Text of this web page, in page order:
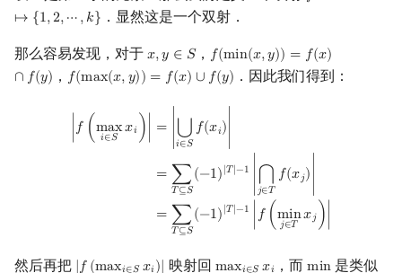
↦ {1,2,⋯,𝑘} ．显然这是一个双射．
那么容易发现，对于 𝑥,𝑦 ∈ 𝑆
x,y∈S ， 𝑓(min(𝑥,𝑦)) = 𝑓(𝑥)
∩ 𝑓(𝑦)
f(min(x,y))=f x) ∩f(y)
， 𝑓(max(𝑥,𝑦)) = 𝑓(𝑥) ∪ 𝑓(𝑦)
f(max(x,y ))=f (x) ∪f(y) ．因此我们得到：
𝑓 ( max
𝑖∈𝑆 𝑥𝑖 ) = ⋃
𝑖∈𝑆
𝑓(𝑥𝑖)
= ∑
𝑇⊆𝑆
(−1)|𝑇|−1 ⋂
𝑗∈𝑇
𝑓(𝑥𝑗)
= ∑
𝑇⊆𝑆
(−1)|𝑇|−1 𝑓 (min
𝑗∈𝑇 𝑥𝑗 )
S i) ∈S | ∑
然后再把 |f( maxi∈Sxi)| 映射回 maxi∈Sxi ，而min 是类似